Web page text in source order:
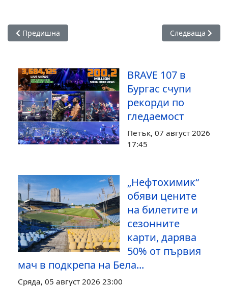
Предишна статия: Малките акули се представиха
Предишна Следваща
Следваща
BRAVE 107 в
Бургас счупи
рекорди по
гледаемост
Петък, 07 август 2026
17:45
„Нефтохимик“
обяви цените
на билетите и
сезонните
карти, дарява
50% от първия
мач в подкрепа на Бела...
Сряда, 05 август 2026 23:00